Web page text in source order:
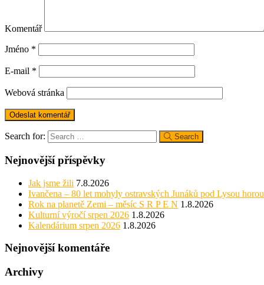
Komentář
Jméno *
E-mail *
Webová stránka
Search for: Search
Nejnovější příspěvky
Jak jsme žili 7.8.2026
Ivančena – 80 let mohyly ostravských Junáků pod Lysou horou
Rok na planetě Zemi – měsíc S R P E N 1.8.2026
Kulturní výročí srpen 2026 1.8.2026
Kalendárium srpen 2026 1.8.2026
Nejnovější komentáře
Archivy